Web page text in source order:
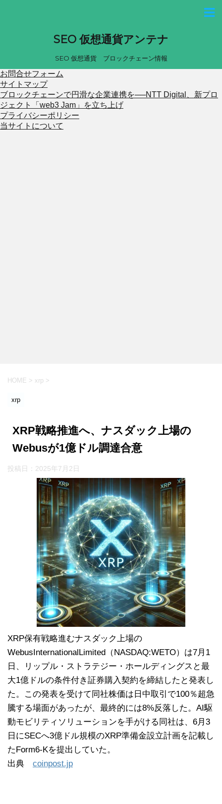
SEO 仮想通貨アンテナ
SEO 仮想通貨 ブロックチェーン情報
お問合せフォーム
サイトマップ
ブロックチェーンで円滑な企業連携を──NTT Digital、新プロ
ジェクト「web3 Jam」を立ち上げ
プライバシーポリシー
当サイトについて
HOME > xrp >
xrp
XRP戦略推進へ、ナスダック上場の
Webusが1億ドル調達合意
投稿日： 2025年7月2日
XRP保有戦略進むナスダック上場の
WebusInternationalLimited（NASDAQ:WETO）は7月1
日、リップル・ストラテジー・ホールディングスと最
大1億ドルの条件付き証券購入契約を締結したと発表し
た。この発表を受けて同社株価は日中取引で100％超急
騰する場面があったが、最終的には8%反落した。AI駆
動モビリティソリューションを手がける同社は、6月3
日にSECへ3億ドル規模のXRP準備金設立計画を記載し
たForm6-Kを提出していた。
出典 coinpost.jp